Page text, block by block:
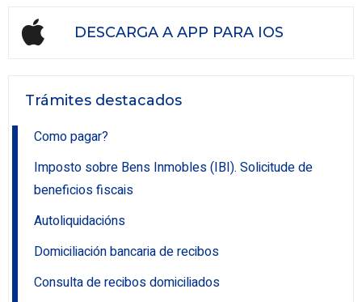
DESCARGA A APP PARA IOS
Trámites destacados
Como pagar?
Imposto sobre Bens Inmobles (IBI). Solicitude de
beneficios fiscais
Autoliquidacións
Domiciliación bancaria de recibos
Consulta de recibos domiciliados